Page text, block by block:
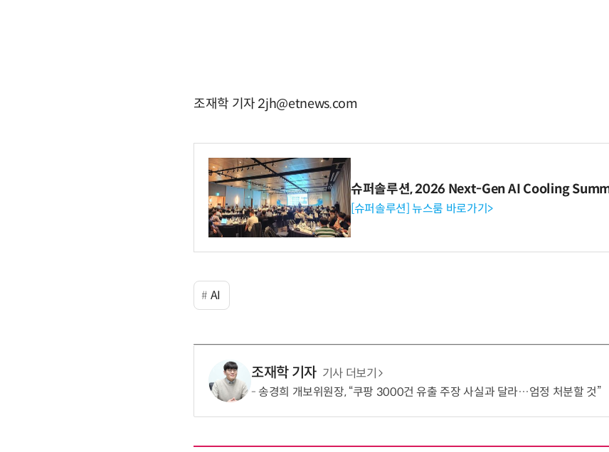
조재학 기자 2jh@etnews.com
슈퍼솔루션, 2026 Next-Gen AI Cooling
[슈퍼솔루션] 뉴스룸 바로가기>
AI
조재학 기자 기사 더보기
송경희 개보위원장, “쿠팡 3000건 유출 주장 사실과 달라…엄정 처분할 것”